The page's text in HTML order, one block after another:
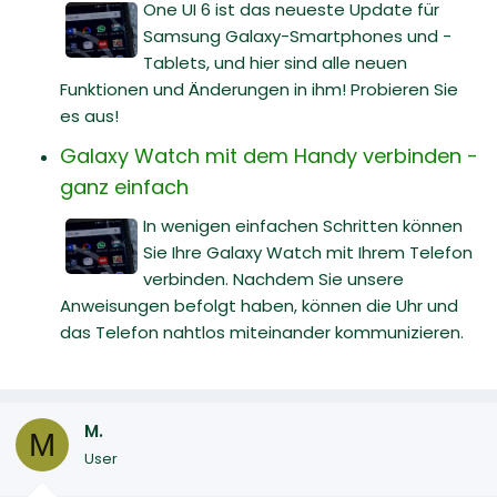
One UI 6 ist das neueste Update für
Samsung Galaxy-Smartphones und -
Tablets, und hier sind alle neuen
Funktionen und Änderungen in ihm! Probieren Sie
es aus!
Galaxy Watch mit dem Handy verbinden -
ganz einfach
In wenigen einfachen Schritten können
Sie Ihre Galaxy Watch mit Ihrem Telefon
verbinden. Nachdem Sie unsere
Anweisungen befolgt haben, können die Uhr und
das Telefon nahtlos miteinander kommunizieren.
M M.
User